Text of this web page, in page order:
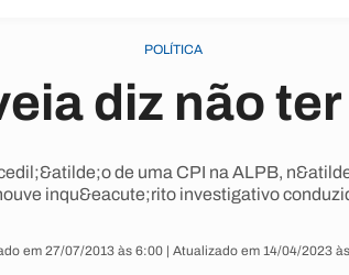
POLÍTICA
diz não
de uma CPI na ALPB,
inqu&eacute;rito investigativo
em 27/07/2013 às 6:00 | Atualizado em 14/04/2023